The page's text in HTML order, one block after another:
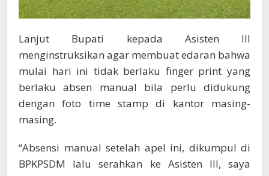
Lanjut Bupati kepada Asisten III
menginstruksikan agar membuat edaran bahwa
mulai hari ini tidak berlaku finger print yang
berlaku absen manual bila perlu didukung
dengan foto time stamp di kantor masing-
masing.
“Absensi manual setelah apel ini, dikumpul di
BPKPSDM lalu serahkan ke Asisten III, saya